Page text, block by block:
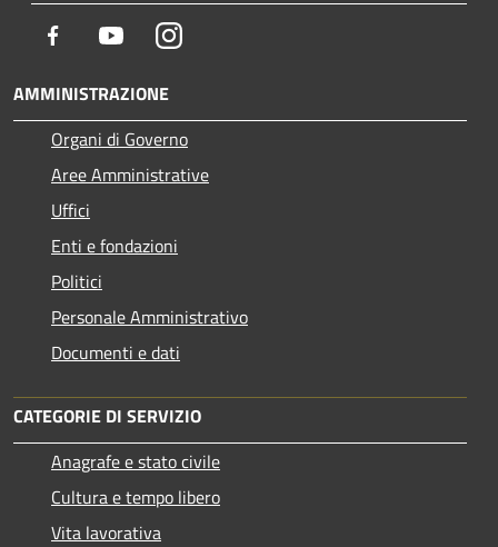
Facebook YoutubeInstagram
AMMINISTRAZIONE
Organi di Governo
Aree Amministrative
Uffici
Enti e fondazioni
Politici
Personale Amministrativo
Documenti e dati
CATEGORIE DI SERVIZIO
Anagrafe e stato civile
Cultura e tempo libero
Vita lavorativa